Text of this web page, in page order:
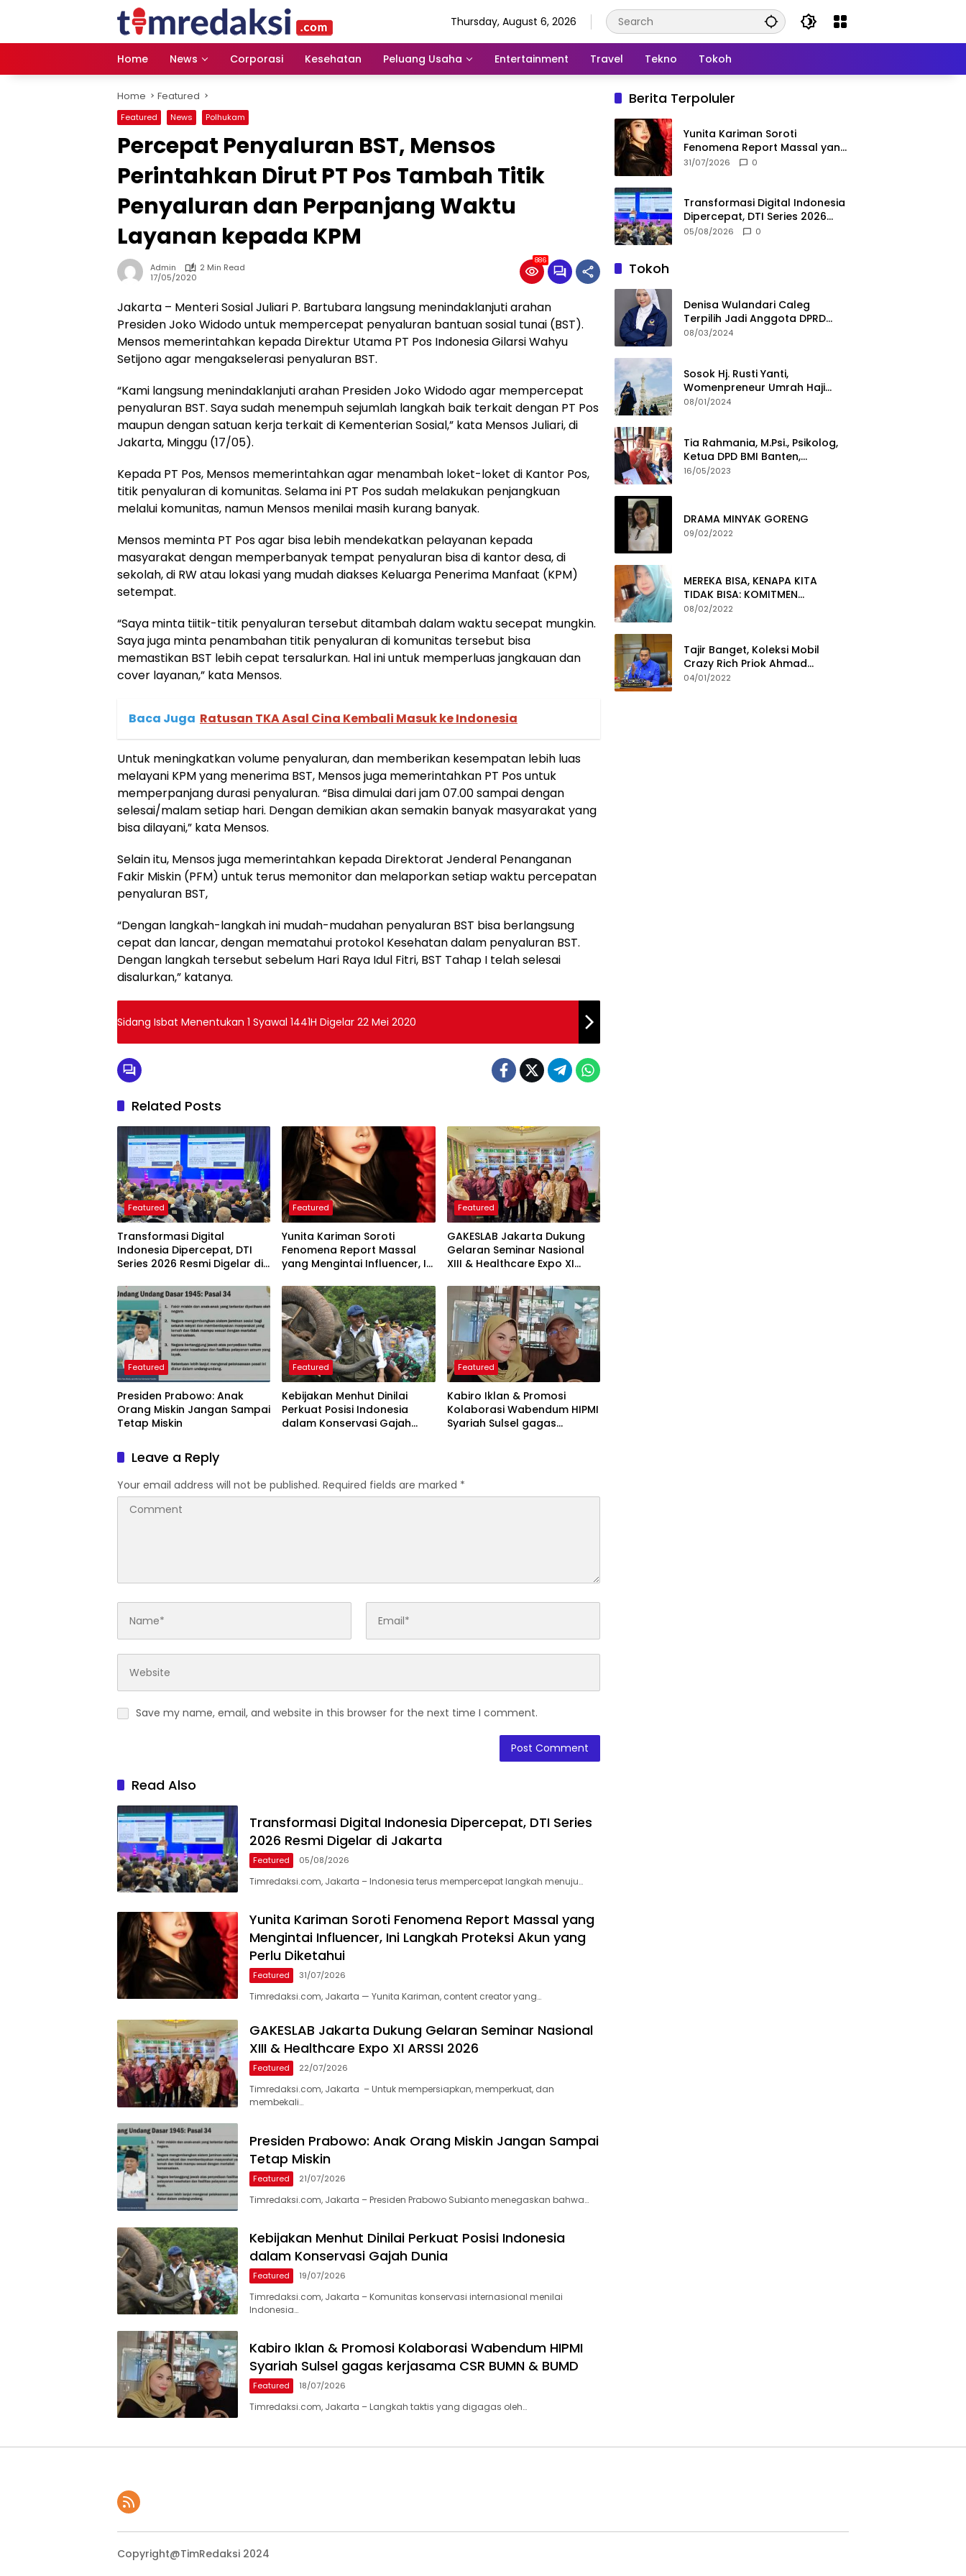
Thursday, August 6, 2026
Home News Corporasi Kesehatan Peluang Usaha Entertainment Travel Tekno Tokoh
Home Featured
Featured News Polhukam
Percepat Penyaluran BST, Mensos
Perintahkan Dirut PT Pos Tambah Titik
Penyaluran dan Perpanjang Waktu
Layanan kepada KPM
Admin
2 Min Read
17/05/2020
886
Jakarta – Menteri Sosial Juliari P. Bartubara langsung menindaklanjuti arahan
Presiden Joko Widodo untuk mempercepat penyaluran bantuan sosial tunai (BST).
Mensos memerintahkan kepada Direktur Utama PT Pos Indonesia Gilarsi Wahyu
Setijono agar mengakselerasi penyaluran BST.
“Kami langsung menindaklanjuti arahan Presiden Joko Widodo agar mempercepat
penyaluran BST. Saya sudah menempuh sejumlah langkah baik terkait dengan PT Pos
maupun dengan satuan kerja terkait di Kementerian Sosial,” kata Mensos Juliari, di
Jakarta, Minggu (17/05).
Kepada PT Pos, Mensos memerintahkan agar menambah loket-loket di Kantor Pos,
titik penyaluran di komunitas. Selama ini PT Pos sudah melakukan penjangkuan
melalui komunitas, namun Mensos menilai masih kurang banyak.
Mensos meminta PT Pos agar bisa lebih mendekatkan pelayanan kepada
masyarakat dengan memperbanyak tempat penyaluran bisa di kantor desa, di
sekolah, di RW atau lokasi yang mudah diakses Keluarga Penerima Manfaat (KPM)
setempat.
“Saya minta tiitik-titik penyaluran tersebut ditambah dalam waktu secepat mungkin.
Saya juga minta penambahan titik penyaluran di komunitas tersebut bisa
memastikan BST lebih cepat tersalurkan. Hal ini untuk memperluas jangkauan dan
cover layanan,” kata Mensos.
Baca Juga Ratusan TKA Asal Cina Kembali Masuk ke Indonesia
Untuk meningkatkan volume penyaluran, dan memberikan kesempatan lebih luas
melayani KPM yang menerima BST, Mensos juga memerintahkan PT Pos untuk
memperpanjang durasi penyaluran. “Bisa dimulai dari jam 07.00 sampai dengan
selesai/malam setiap hari. Dengan demikian akan semakin banyak masyarakat yang
bisa dilayani,” kata Mensos.
Selain itu, Mensos juga memerintahkan kepada Direktorat Jenderal Penanganan
Fakir Miskin (PFM) untuk terus memonitor dan melaporkan setiap waktu percepatan
penyaluran BST,
“Dengan langkah-langkah ini mudah-mudahan penyaluran BST bisa berlangsung
cepat dan lancar, dengan mematahui protokol Kesehatan dalam penyaluran BST.
Dengan langkah tersebut sebelum Hari Raya Idul Fitri, BST Tahap I telah selesai
disalurkan,” katanya.
Sidang Isbat Menentukan 1 Syawal 1441H Digelar 22 Mei 2020
Related Posts
Featured
Transformasi Digital
Indonesia Dipercepat, DTI
Series 2026 Resmi Digelar di
Featured
Yunita Kariman Soroti
Fenomena Report Massal
yang Mengintai Influencer, Ini
Perlu Diketahui
Featured
GAKESLAB Jakarta Dukung
Gelaran Seminar Nasional
XIII & Healthcare Expo XI
Featured
Presiden Prabowo: Anak
Orang Miskin Jangan Sampai
Tetap Miskin
Featured
Kebijakan Menhut Dinilai
Perkuat Posisi Indonesia
dalam Konservasi Gajah
Featured
Kabiro Iklan & Promosi
Kolaborasi Wabendum HIPMI
Syariah Sulsel gagas
Leave a Reply
Your email address will not be published. Required fields are marked *
Save my name, email, and website in this browser for the next time I comment.
Read Also
Transformasi Digital Indonesia Dipercepat, DTI Series
2026 Resmi Digelar di Jakarta
Featured 05/08/2026
Timredaksi.com, Jakarta – Indonesia terus mempercepat langkah menuju…
Yunita Kariman Soroti Fenomena Report Massal yang
Mengintai Influencer, Ini Langkah Proteksi Akun yang
Perlu Diketahui
Featured 31/07/2026
Timredaksi.com, Jakarta — Yunita Kariman, content creator yang…
GAKESLAB Jakarta Dukung Gelaran Seminar Nasional
XIII & Healthcare Expo XI ARSSI 2026
Featured 22/07/2026
Timredaksi.com, Jakarta – Untuk mempersiapkan, memperkuat, dan
membekali…
Presiden Prabowo: Anak Orang Miskin Jangan Sampai
Tetap Miskin
Featured 21/07/2026
Timredaksi.com, Jakarta – Presiden Prabowo Subianto menegaskan bahwa…
Kebijakan Menhut Dinilai Perkuat Posisi Indonesia
dalam Konservasi Gajah Dunia
Featured 19/07/2026
Timredaksi.com, Jakarta – Komunitas konservasi internasional menilai
Indonesia…
Kabiro Iklan & Promosi Kolaborasi Wabendum HIPMI
Syariah Sulsel gagas kerjasama CSR BUMN & BUMD
Featured 18/07/2026
Timredaksi.com, Jakarta – Langkah taktis yang digagas oleh…
Berita Terpoluler
Yunita Kariman Soroti
Fenomena Report Massal yang
Mengintai Influencer, Ini
31/07/2026 0
Transformasi Digital Indonesia
Dipercepat, DTI Series 2026
Resmi Digelar di Jakarta
05/08/2026 0
Tokoh
Denisa Wulandari Caleg
Terpilih Jadi Anggota DPRD
Termuda Periode 2024-2029
08/03/2024
Sosok Hj. Rusti Yanti,
Womenpreneur Umrah Haji
Yang Gigih Syiarkan Baitullah
08/01/2024
Tia Rahmania, M.Psi., Psikolog,
Ketua DPD BMI Banten,
membawa Program Layanan
16/05/2023
DRAMA MINYAK GORENG
09/02/2022
MEREKA BISA, KENAPA KITA
TIDAK BISA: KOMITMEN
PEMBERANTASAN KORUPSI
08/02/2022
Tajir Banget, Koleksi Mobil
Crazy Rich Priok Ahmad
Sahroni Bikin Ngiler
04/01/2022
Copyright@TimRedaksi 2024